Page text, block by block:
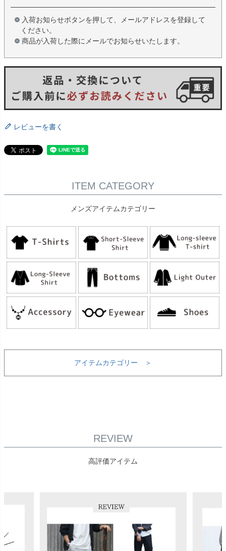
入荷お知らせボタンを押して、メールアドレスを登録して
ください。
商品が入荷した際にメールでお知らせいたします。
レビューを書く
ITEM CATEGORY
メンズアイテムカテゴリー
アイテムカテゴリー ＞
REVIEW
高評価アイテム